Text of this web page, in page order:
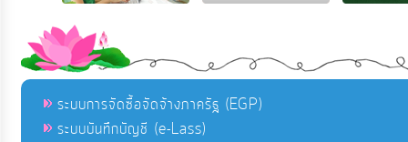
ระบบการจัดซื้อจัดจ้างภาครัฐ (EGP)
ระบบบันทึกบัญชี (e-Lass)